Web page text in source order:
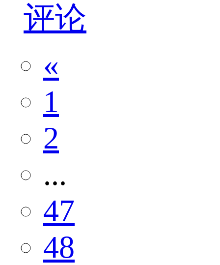
评论
«
1
2
...
47
48